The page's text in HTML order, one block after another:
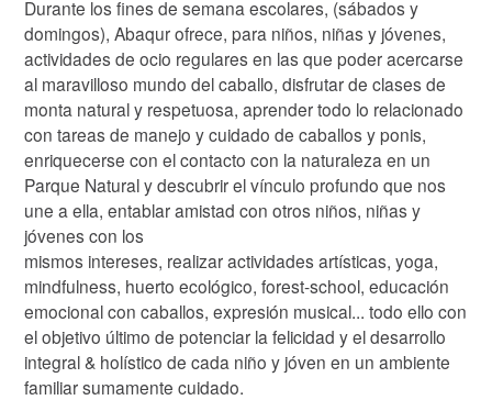
Durante los fines de semana escolares, (sábados y
domingos), Abaqur ofrece, para niños, niñas y jóvenes,
actividades de ocio regulares en las que poder acercarse
al maravilloso mundo del caballo, disfrutar de clases de
monta natural y respetuosa, aprender todo lo relacionado
con tareas de manejo y cuidado de caballos y ponis,
enriquecerse con el contacto con la naturaleza en un
Parque Natural y descubrir el vínculo profundo que nos
une a ella, entablar amistad con otros niños, niñas y
jóvenes con los
mismos intereses, realizar actividades artísticas, yoga,
mindfulness, huerto ecológico, forest-school, educación
emocional con caballos, expresión musical... todo ello con
el objetivo último de potenciar la felicidad y el desarrollo
integral & holístico de cada niño y jóven en un ambiente
familiar sumamente cuidado.